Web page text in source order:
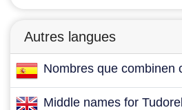
Autres langues
Nombres que combinen
Middle names for Tudorel